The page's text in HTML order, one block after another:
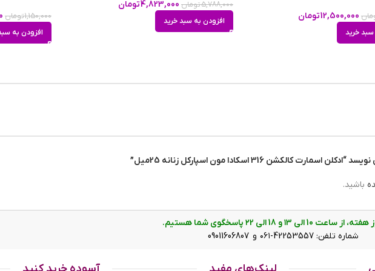
عطرهای جهان را بازسازی کرده است. او تلاش کرده تا نزدیک‌ترین رایحه به فرمولاسیون اصلی
اسمارت کالکشن ادکلن‌های مینیاتوری 25 میل خود را در ابعاد کوچکتری ساخته، تا هر گونه تشابه و شبهه‌ای را برطرف کند. در این مدل
ESCADA Moon Sparkleاز برندESCADAاست و می‌تواند جایگزین
12,500,000تومان
سبد خرید
5,788,000تومان 4,823,000تومان
افزودن به سبد خرید 1,150,000تومان
افزودن به
کالکشن 316 اسکادا مون اسپارکل زنانه 25میل”
باشید.
10 الی ۱3 و 18 الی ۲2 پاسخگوی شما هستیم.
شماره تلفن: 42253557-۰۶۱ و 09011606807